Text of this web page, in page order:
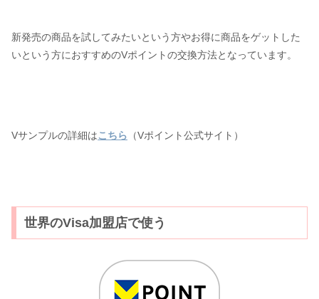
新発売の商品を試してみたいという方やお得に商品をゲットした
いという方におすすめのVポイントの交換方法となっています。
Vサンプルの詳細はこちら （Vポイント公式サイト）
世界のVisa加盟店で使う